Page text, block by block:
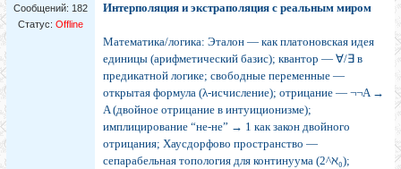
Сообщений: 182
Статус: Offline
Интерполяция и экстраполяция с реальным миром
Математика/логика: Эталон — как платоновская идея
единицы (арифметический базис); квантор — ∀/∃ в
предикатной логике; свободные переменные —
открытая формула (λ-исчисление); отрицание — ¬¬A →
A (двойное отрицание в интуиционизме);
имплицирование “не-не” → 1 как закон двойного
отрицания; Хаусдорфово пространство —
сепарабельная топология для континуума (2^ℵ₀);